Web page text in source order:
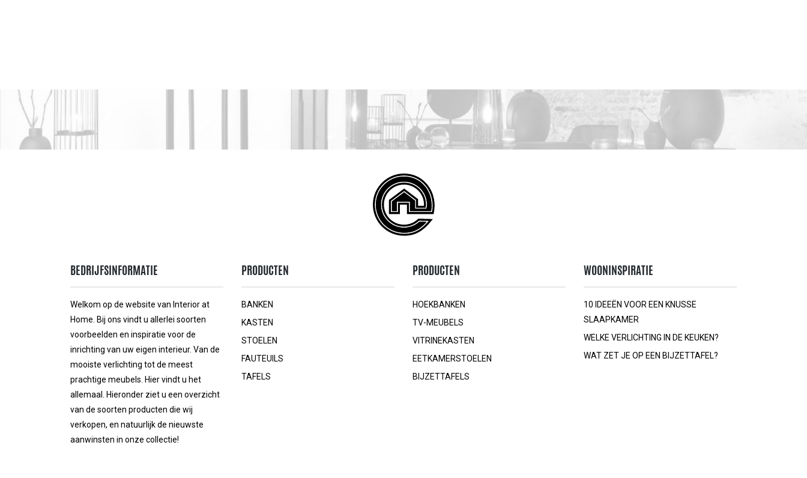
BEDRIJFSINFORMATIE
Welkom op de website van Interior at
Home. Bij ons vindt u allerlei soorten
voorbeelden en inspiratie voor de
inrichting van uw eigen interieur. Van de
mooiste verlichting tot de meest
prachtige meubels. Hier vindt u het
allemaal. Hieronder ziet u een overzicht
van de soorten producten die wij
verkopen, en natuurlijk de nieuwste
aanwinsten in onze collectie!
PRODUCTEN
BANKEN
KASTEN
STOELEN
FAUTEUILS
TAFELS
PRODUCTEN
HOEKBANKEN
TV-MEUBELS
VITRINEKASTEN
EETKAMERSTOELEN
BIJZETTAFELS
WOONINSPIRATIE
10 IDEEËN VOOR EEN KNUSSE
SLAAPKAMER
WELKE VERLICHTING IN DE KEUKEN?
WAT ZET JE OP EEN BIJZETTAFEL?